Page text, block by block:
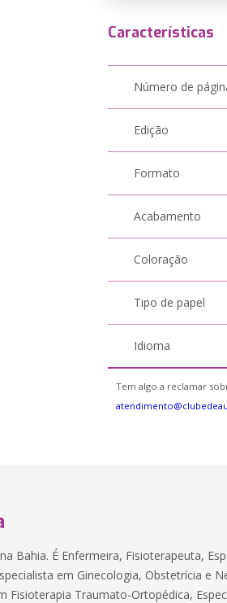
Características
Número de
Edição
Formato
Acabamento
Coloração
Tipo de papel
Idioma
Tem algo a reclamar
Bahia. É Enfermeira, Fisioterapeuta,
em Ginecologia, Obstetrícia e
Fisioterapia Traumato-Ortopédica,